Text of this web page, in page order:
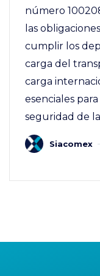
número
las
cumplir los
carga del
carga
esenciales
seguridad de
Siacomex